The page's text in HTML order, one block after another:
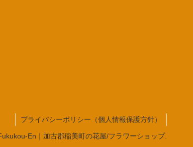
プライバシーポリシー（個人情報保護方針）
En｜加古郡稲美町の花屋/フラワーショップ.